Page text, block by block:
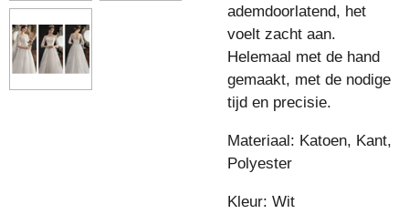
ademdoorlatend, het
voelt zacht aan.
Helemaal met de hand
gemaakt, met de nodige
tijd en precisie.
Materiaal: Katoen, Kant,
Polyester
Kleur: Wit